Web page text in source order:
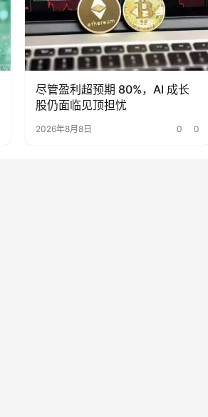
尽管盈利超预期 80%，AI 成长
股仍面临见顶担忧
2026年8月8日 0 0